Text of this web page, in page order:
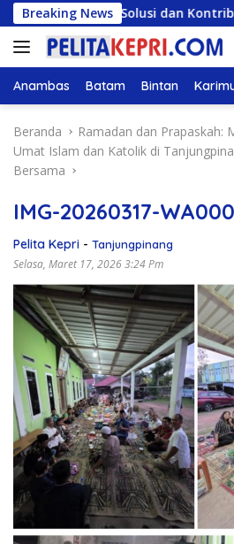
Langsung
ke
konten
Breaking News
Beri Solusi dan Kontribusi
Anambas Batam Bintan
Beranda
Ramadan dan Prapaskah:
Umat Islam dan Katolik di
Bersama
IMG-20260317-
Pelita Kepri - Tanjungpinang
Selasa, Maret 17, 2026 3:24 Pm